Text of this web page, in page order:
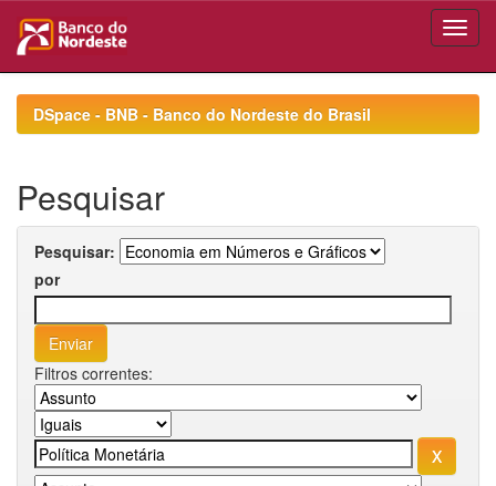
navigationDSpace - BNB - Banco do Nordeste do Brasil
Pesquisar
Pesquisar:
por
Filtros correntes: